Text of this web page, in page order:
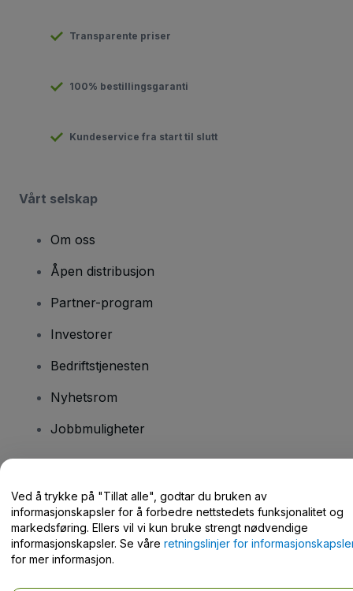
Transparente priser
100% bestillingsgaranti
Kundeservice fra start til slutt
Vårt selskap
Om oss
Åpen distribusjon
Partner-program
Investorer
Bedriftstjenesten
Nyhetsrom
Jobbmuligheter
Hjelpesenter / kontakt oss
Ved å trykke på "Tillat alle", godtar du bruken av
informasjonskapsler for å forbedre nettstedets funksjonalitet og
markedsføring. Ellers vil vi kun bruke strengt nødvendige
informasjonskapsler. Se våre retningslinjer for
for mer informasjon.